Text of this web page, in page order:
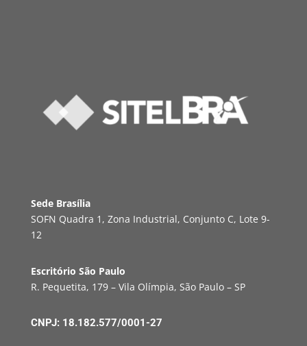
Sede Brasília
SOFN Quadra 1, Zona Industrial, Conjunto C, Lote 9-
12
Escritório São Paulo
R. Pequetita, 179 – Vila Olímpia, São Paulo – SP
CNPJ: 18.182.577/0001-27